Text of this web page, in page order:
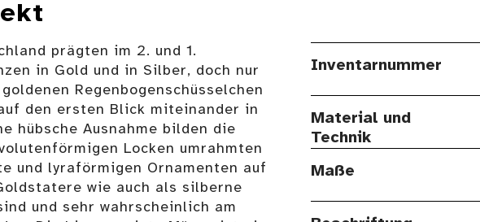
prägten im 2. und 1.
in Gold und in Silber, doch nur
Regenbogenschüsselchen
den ersten Blick miteinander in
hübsche Ausnahme bilden die
Locken umrahmten
und lyraförmigen Ornamenten auf
wie auch als silberne
und sehr wahrscheinlich am
Inventarnummer
Material und
Technik
Maße